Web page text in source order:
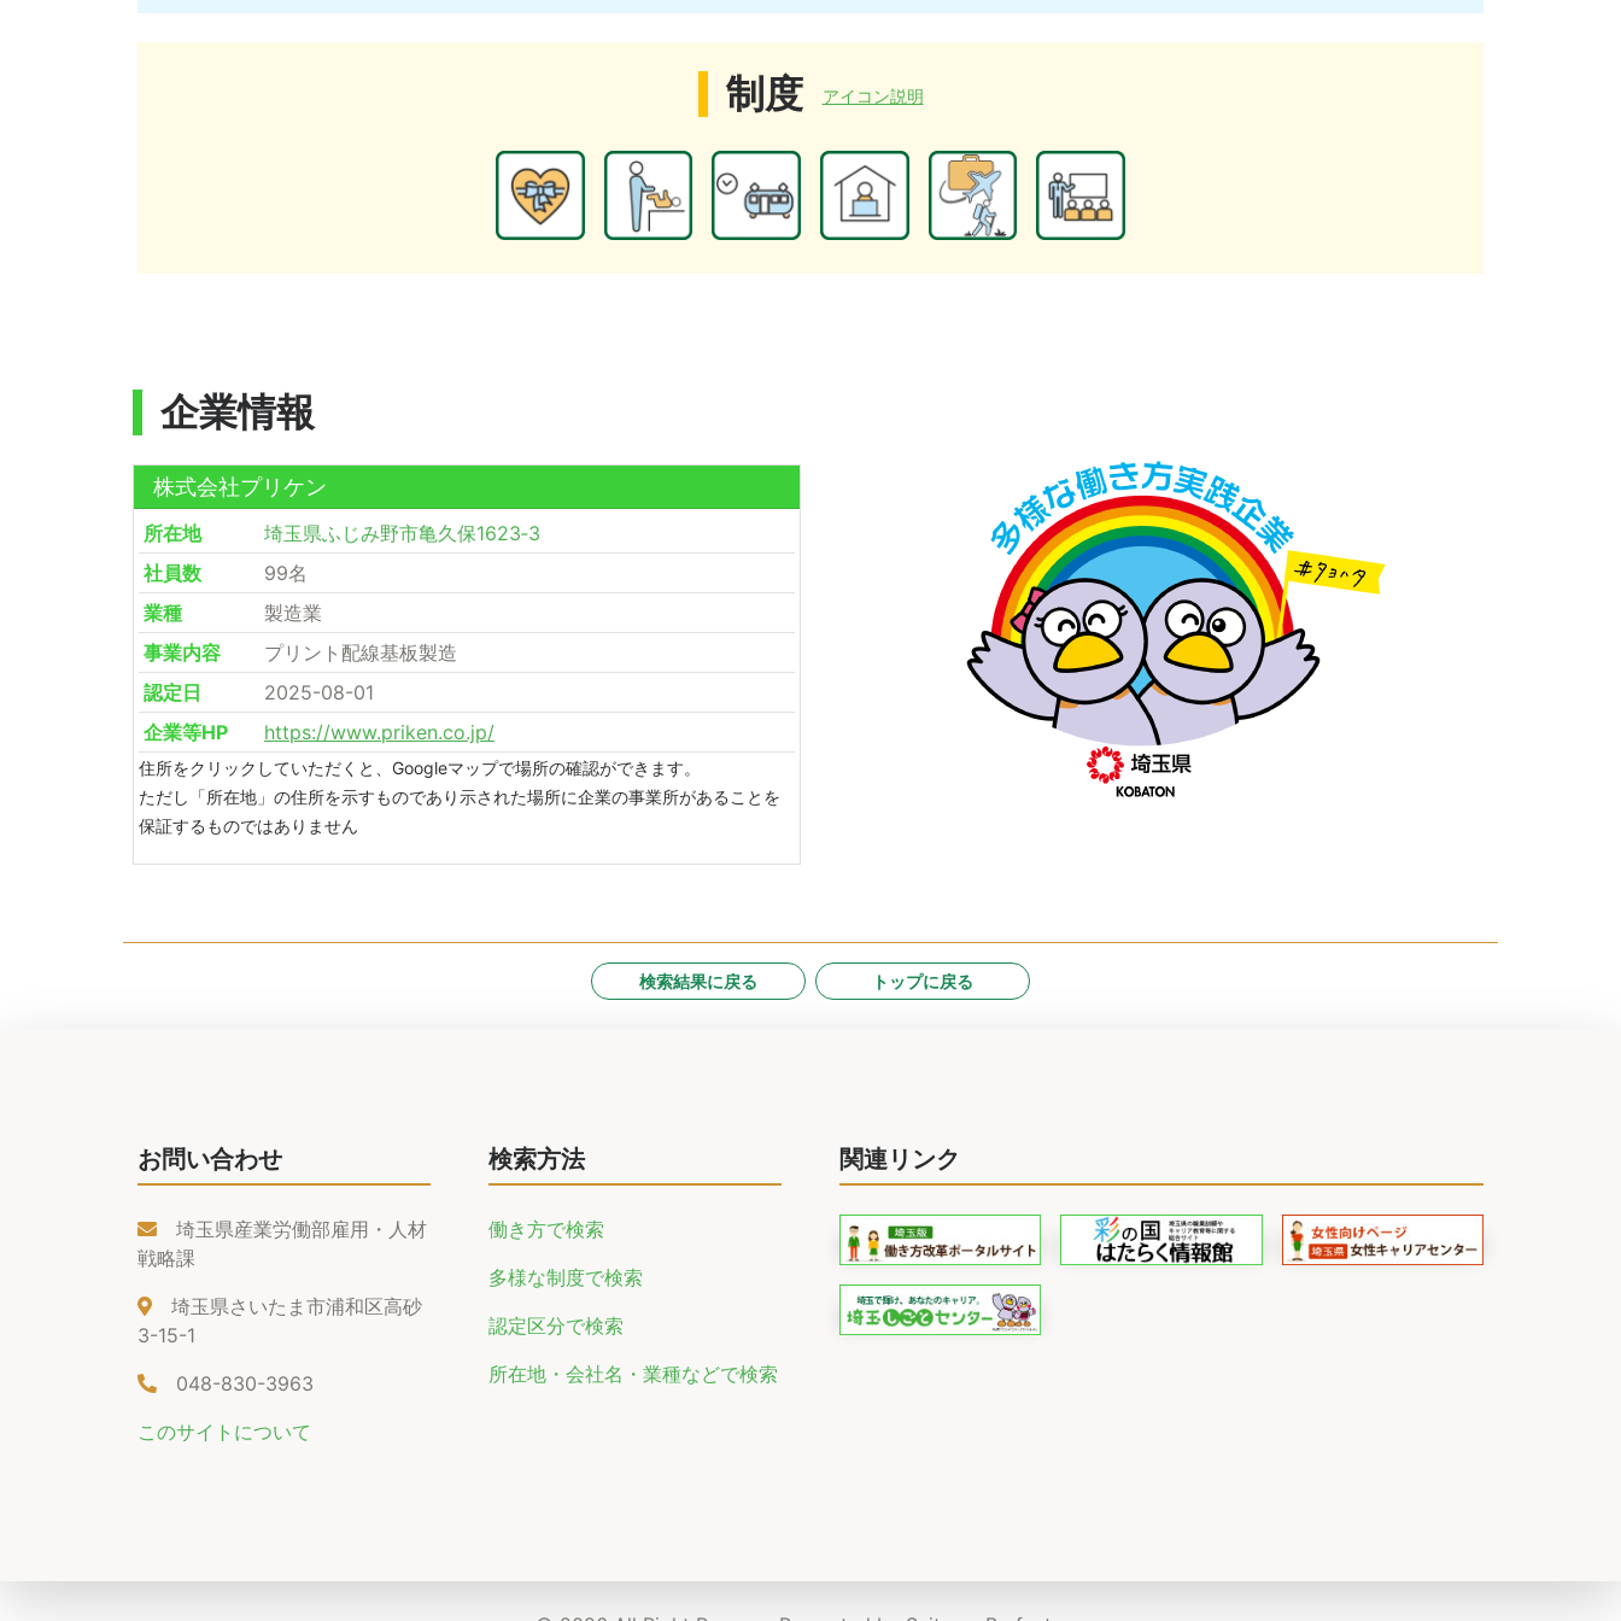
制度 アイコン説明
企業情報
株式会社プリケン
所在地
埼玉県ふじみ野市亀久保1623‐3
社員数
99名
業種
製造業
事業内容
プリント配線基板製造
認定日
2025-08-01
企業等HP
https://www.priken.co.jp/
住所をクリックしていただくと、Googleマップで場所の確認ができます。
ただし「所在地」の住所を示すものであり示された場所に企業の事業所があることを
保証するものではありません
検索結果に戻る トップに戻る
お問い合わせ
埼玉県産業労働部雇用・人材
戦略課
埼玉県さいたま市浦和区高砂
3-15-1
048-830-3963
このサイトについて
検索方法
働き方で検索
多様な制度で検索
認定区分で検索
所在地・会社名・業種などで検索
関連リンク